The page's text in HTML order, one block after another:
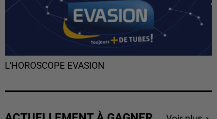
L'HOROSCOPE EVASION